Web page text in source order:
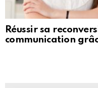
Réussir sa
communication